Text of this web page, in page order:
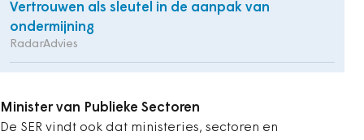
Vertrouwen als sleutel in de aanpak van
ondermijning
RadarAdvies
Minister van Publieke Sectoren
De SER vindt ook dat ministeries, sectoren en